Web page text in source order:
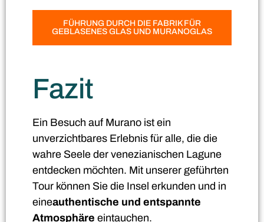
FÜHRUNG DURCH DIE FABRIK FÜR
GEBLASENES GLAS UND MURANOGLAS
Fazit
Ein Besuch auf Murano ist ein
unverzichtbares Erlebnis für alle, die die
wahre Seele der venezianischen Lagune
entdecken möchten. Mit unserer geführten
Tour können Sie die Insel erkunden und in
eineauthentische und entspannte
Atmosphäre eintauchen.